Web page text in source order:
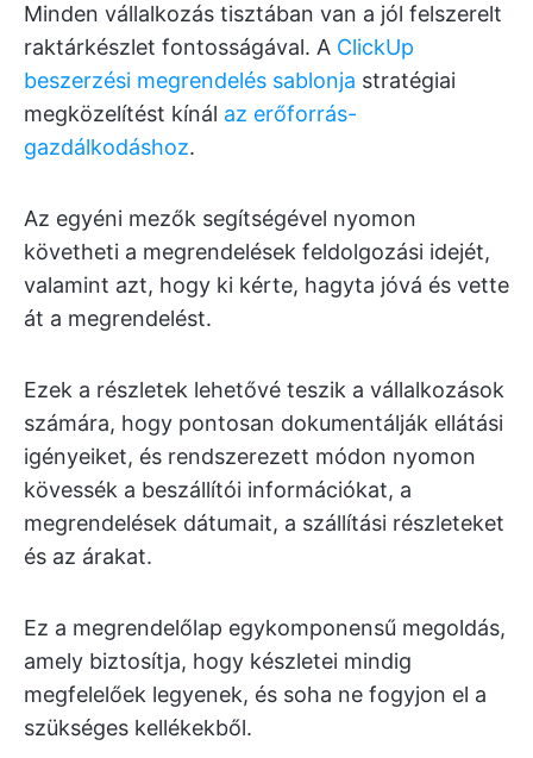
Minden vállalkozás tisztában van a jól felszerelt
raktárkészlet fontosságával. A ClickUp
beszerzési megrendelés sablonja stratégiai
megközelítést kínál az erőforrás-
gazdálkodáshoz.
Az egyéni mezők segítségével nyomon
követheti a megrendelések feldolgozási idejét,
valamint azt, hogy ki kérte, hagyta jóvá és vette
át a megrendelést.
Ezek a részletek lehetővé teszik a vállalkozások
számára, hogy pontosan dokumentálják ellátási
igényeiket, és rendszerezett módon nyomon
kövessék a beszállítói információkat, a
megrendelések dátumait, a szállítási részleteket
és az árakat.
Ez a megrendelőlap egykomponensű megoldás,
amely biztosítja, hogy készletei mindig
megfelelőek legyenek, és soha ne fogyjon el a
szükséges kellékekből.